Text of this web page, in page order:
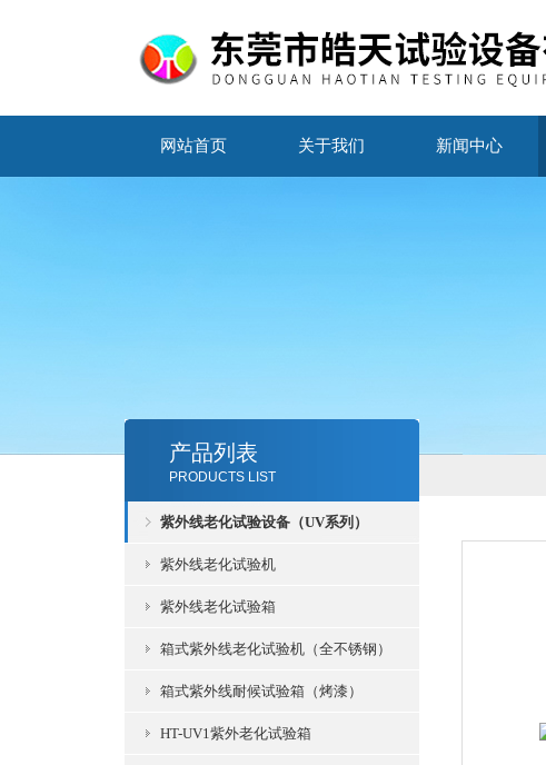
网站首页 关于我们 新闻中心
产品列表
PRODUCTS LIST
紫外线老化试验设备（UV系列）
紫外线老化试验机
紫外线老化试验箱
箱式紫外线老化试验机（全不锈钢）
箱式紫外线耐候试验箱（烤漆）
HT-UV1紫外老化试验箱